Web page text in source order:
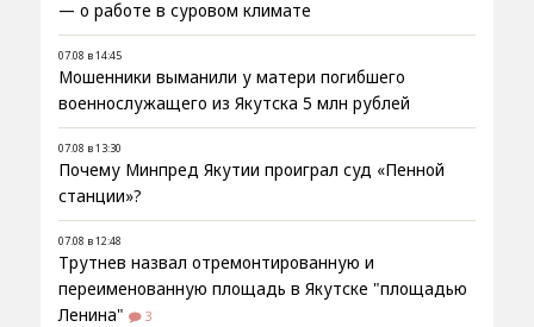
— о работе в суровом климате
07.08 в 14:45
Мошенники выманили у матери погибшего
военнослужащего из Якутска 5 млн рублей
07.08 в 13:30
Почему Минпред Якутии проиграл суд «Пенной
станции»?
07.08 в 12:48
Трутнев назвал отремонтированную и
переименованную площадь в Якутске "площадью
Ленина"
3